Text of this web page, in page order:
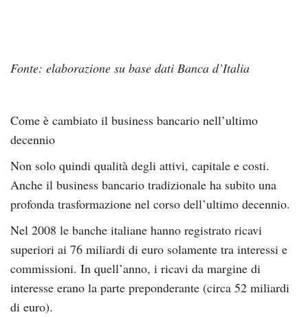
Fonte: elaborazione su base dati Banca d’Italia
Come è cambiato il business bancario nell’ultimo
decennio
Non solo quindi qualità degli attivi, capitale e costi.
Anche il business bancario tradizionale ha subito una
profonda trasformazione nel corso dell’ultimo decennio.
Nel 2008 le banche italiane hanno registrato ricavi
superiori ai 76 miliardi di euro solamente tra interessi e
commissioni. In quell’anno, i ricavi da margine di
interesse erano la parte preponderante (circa 52 miliardi
di euro).